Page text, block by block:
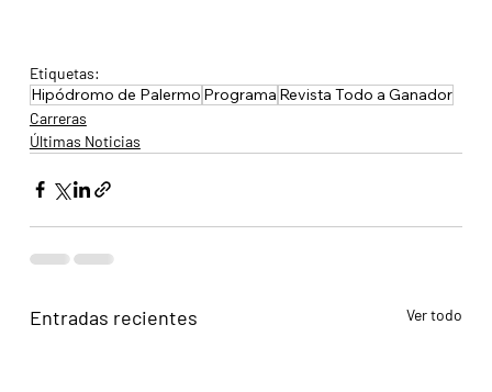
Etiquetas:
Hipódromo de Palermo Programa Revista Todo a Ganador
Carreras
Últimas Noticias
Entradas recientes Ver todo